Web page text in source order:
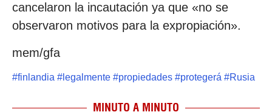
cancelaron la incautación ya que «no se
observaron motivos para la expropiación».
mem/gfa
#finlandia # legalmente #propiedades #protegerá #Rusia
MINUTO A MINUTO